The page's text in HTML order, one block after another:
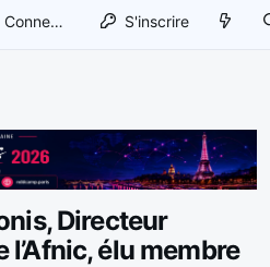
Connexion S'inscrire
Directeur
élu membre